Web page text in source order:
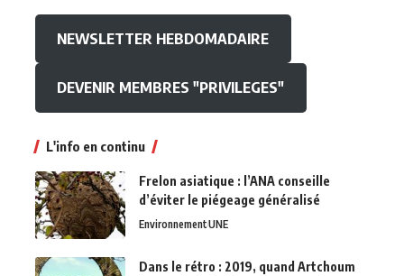
NEWSLETTER HEBDOMADAIRE
DEVENIR MEMBRES "PRIVILEGES"
L'info en continu
Frelon asiatique : l’ANA conseille
d’éviter le piégeage généralisé
EnvironnementUNE
Dans le rétro : 2019, quand Artchoum